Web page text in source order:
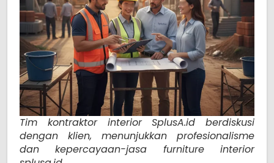
Tim kontraktor interior SplusA.id berdiskusi
dengan klien, menunjukkan profesionalisme
dan kepercayaan-jasa furniture interior